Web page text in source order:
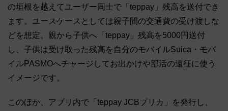
の垣根を越えてユーザー同士で「teppay」残高を送付でき
ます。ユースケースとしては親子間の交通費の受け渡しな
どを想定。親から子供へ「teppay」残高を5000円送付
し、子供は受け取った残高を自分のモバイルSuica・モバ
イルPASMOへチャージしてお出かけや部活の遠征に使う
イメージです。
このほか、アプリ内で「teppay JCBプリカ」を発行し、